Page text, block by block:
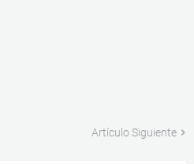
Artículo Siguiente